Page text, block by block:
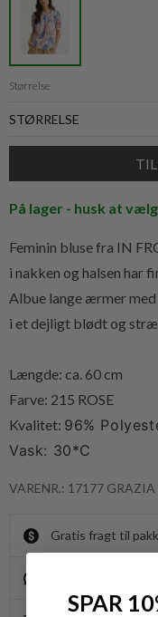
Størrelse
På lager - husk at
Feminin bluse fra IN
i nakken og halsen har
Albue lange ærmer
i et dejligt blødt og
Længde: ca. 60 cm
Farve: 215 ROSE
Kvalitet: 96%
Vask: 30*C
VARENR.: 17177 GRAZIA
Gratis fragt til
SPAR